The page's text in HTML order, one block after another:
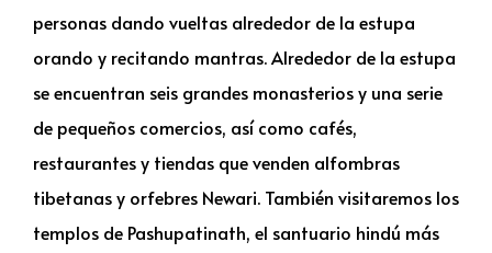
personas dando vueltas alrededor de la estupa
orando y recitando mantras. Alrededor de la estupa
se encuentran seis grandes monasterios y una serie
de pequeños comercios, así como cafés,
restaurantes y tiendas que venden alfombras
tibetanas y orfebres Newari. También visitaremos los
templos de Pashupatinath, el santuario hindú más